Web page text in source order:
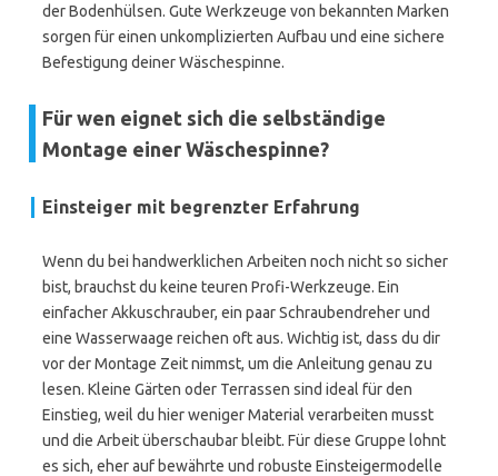
der Bodenhülsen. Gute Werkzeuge von bekannten Marken
sorgen für einen unkomplizierten Aufbau und eine sichere
Befestigung deiner Wäschespinne.
Für wen eignet sich die selbständige
Montage einer Wäschespinne?
Einsteiger mit begrenzter Erfahrung
Wenn du bei handwerklichen Arbeiten noch nicht so sicher
bist, brauchst du keine teuren Profi-Werkzeuge. Ein
einfacher Akkuschrauber, ein paar Schraubendreher und
eine Wasserwaage reichen oft aus. Wichtig ist, dass du dir
vor der Montage Zeit nimmst, um die Anleitung genau zu
lesen. Kleine Gärten oder Terrassen sind ideal für den
Einstieg, weil du hier weniger Material verarbeiten musst
und die Arbeit überschaubar bleibt. Für diese Gruppe lohnt
es sich, eher auf bewährte und robuste Einsteigermodelle